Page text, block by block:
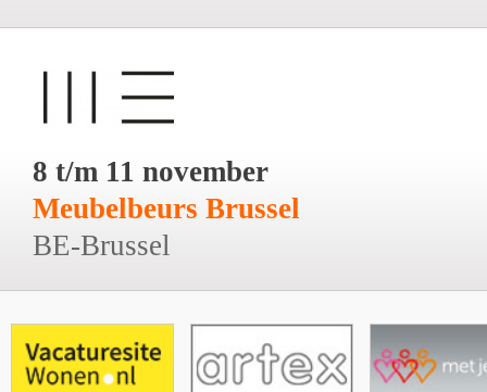
8 t/m 11 november
Meubelbeurs Brussel
BE-Brussel